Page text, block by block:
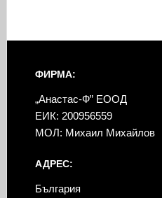
ФИРМА:
„Анастас-Ф” ЕООД
ЕИК: 200956559
МОЛ: Михаил Михайлов
АДРЕС:
България